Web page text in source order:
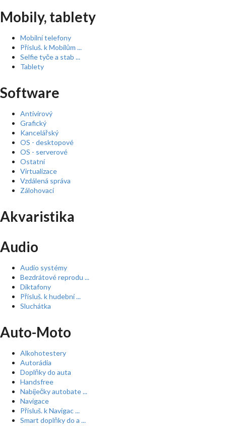
Mobily, tablety
Mobilní telefony
Přísluš. k Mobilům ...
Selfie tyče a stab ...
Tablety
Software
Antivirový
Grafický
Kancelářský
OS - desktopové
OS - serverové
Ostatní
Virtualizace
Vzdálená správa
Zálohovací
Akvaristika
Audio
Audio systémy
Bezdrátové reprodu ...
Diktafony
Přísluš. k hudební ...
Sluchátka
Auto-Moto
Alkohotestery
Autorádia
Doplňky do auta
Handsfree
Nabíječky autobate ...
Navigace
Přísluš. k Navigac ...
Smart doplňky do a ...